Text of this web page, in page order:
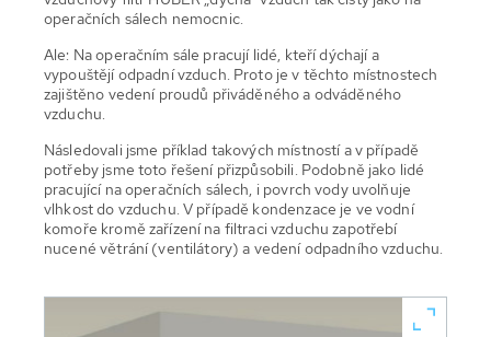
operačních sálech nemocnic.
Ale: Na operačním sále pracují lidé, kteří dýchají a
vypouštějí odpadní vzduch. Proto je v těchto místnostech
zajištěno vedení proudů přiváděného a odváděného
vzduchu.
Následovali jsme příklad takových místností a v případě
potřeby jsme toto řešení přizpůsobili. Podobně jako lidé
pracující na operačních sálech, i povrch vody uvolňuje
vlhkost do vzduchu. V případě kondenzace je ve vodní
komoře kromě zařízení na filtraci vzduchu zapotřebí
nucené větrání (ventilátory) a vedení odpadního vzduchu.